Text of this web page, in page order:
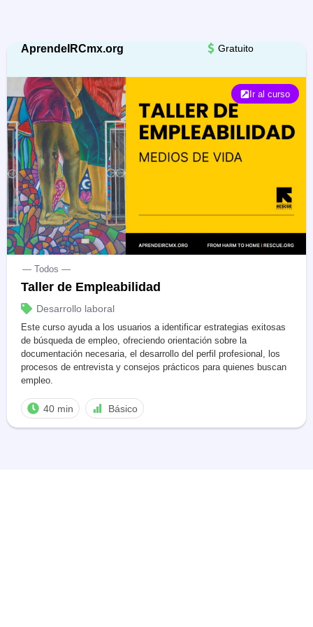
AprendeIRCmx.org Gratuito
Ir al curso
— Todos —
Taller de Empleabilidad
Desarrollo laboral
Este curso ayuda a los usuarios a identificar estrategias exitosas
de búsqueda de empleo, ofreciendo orientación sobre la
documentación necesaria, el desarrollo del perfil profesional, los
procesos de entrevista y consejos prácticos para quienes buscan
empleo.
40 min Básico